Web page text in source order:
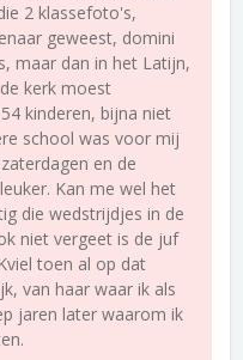
2 klassefoto's,
geweest, domini
maar dan in het Latijn,
kerk moest
kinderen, bijna niet
school was voor mij
en de
Kan me wel het
die wedstrijdjes in de
niet vergeet is de juf
toen al op dat
van haar waar ik als
jaren later waarom ik